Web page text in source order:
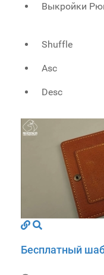
Выкройки
Shuffle
Asc
Desc
Бесплатный